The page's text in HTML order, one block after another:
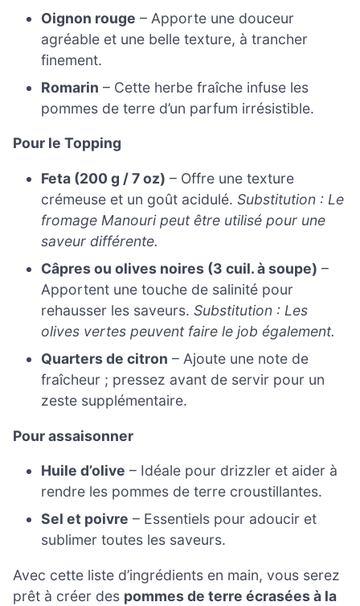
Oignon rouge – Apporte une douceur
agréable et une belle texture, à trancher
finement.
Romarin – Cette herbe fraîche infuse les
pommes de terre d’un parfum irrésistible.
Pour le Topping
Feta (200 g / 7 oz) – Offre une texture
crémeuse et un goût acidulé.Substitution : Le
fromage Manouri peut être utilisé pour une
saveur différente.
Câpres ou olives noires (3 cuil. à soupe) –
Apportent une touche de salinité pour
rehausser les saveurs.Substitution : Les
olives vertes peuvent faire le job également.
Quarters de citron – Ajoute une note de
fraîcheur ; pressez avant de servir pour un
zeste supplémentaire.
Pour assaisonner
Huile d’olive – Idéale pour drizzler et aider à
rendre les pommes de terre croustillantes.
Sel et poivre – Essentiels pour adoucir et
sublimer toutes les saveurs.
Avec cette liste d’ingrédients en main, vous serez
prêt à créer des pommes de terre écrasées à la